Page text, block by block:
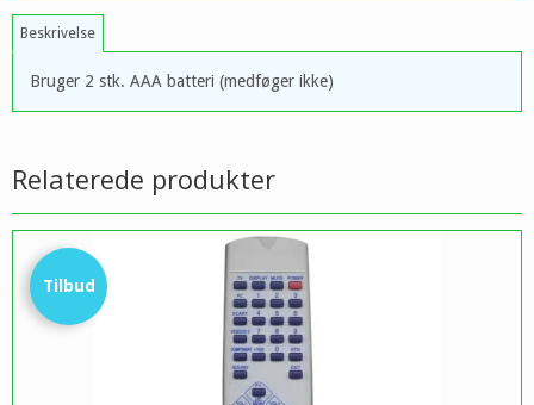
Beskrivelse
Bruger 2 stk. AAA batteri (medføger ikke)
Relaterede produkter
Tilbud